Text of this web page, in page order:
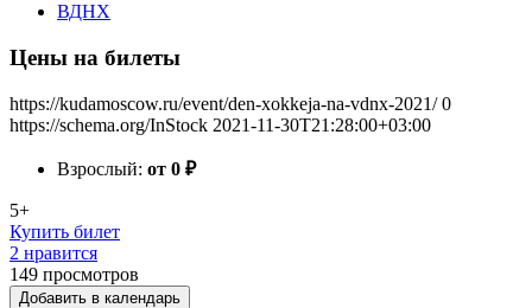
ВДНХ
Цены на билеты
https://kudamoscow.ru/event/den-xokkeja-na-vdnx-2021/ 0
https://schema.org/InStock 2021-11-30T21:28:00+03:00
Взрослый: от 0 ₽
5+
Купить билет
2 нравится
149 просмотров
Добавить в календарь